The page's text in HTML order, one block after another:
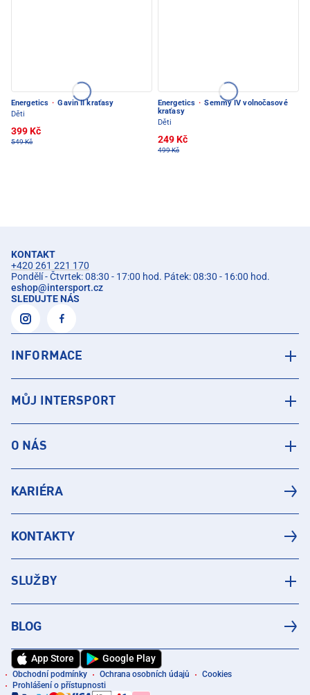
Energetics · Gavin II kraťasy
Děti
399 Kč
549 Kč
Energetics · Semmy IV volnočasové
kraťasy
Děti
249 Kč
499 Kč
KONTAKT
+420 261 221 170
Pondělí - Čtvrtek: 08:30 - 17:00 hod. Pátek: 08:30 - 16:00 hod.
eshop@intersport.cz
SLEDUJTE NÁS
INFORMACE
MŮJ INTERSPORT
O NÁS
KARIÉRA
KONTAKTY
SLUŽBY
BLOG
App Store Google Play
Obchodní podmínky Ochrana osobních údajů
Cookies
Prohlášení o přístupnosti